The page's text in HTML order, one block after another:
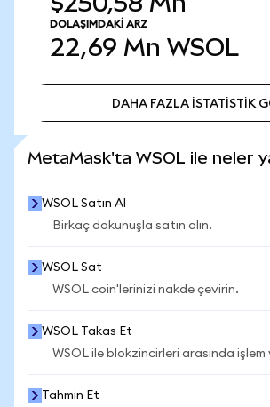
DOLAŞIMDAKI ARZ
22,69 Mn WSOL
DAHA FAZLA İSTATİSTİK
MetaMask'ta WSOL ile neler
WSOL Satın Al
Birkaç dokunuşla satın alın.
WSOL Sat
WSOL coin'lerinizi nakde çevirin.
WSOL Takas Et
WSOL ile blokzincirleri arasında işlem
Tahmin Et